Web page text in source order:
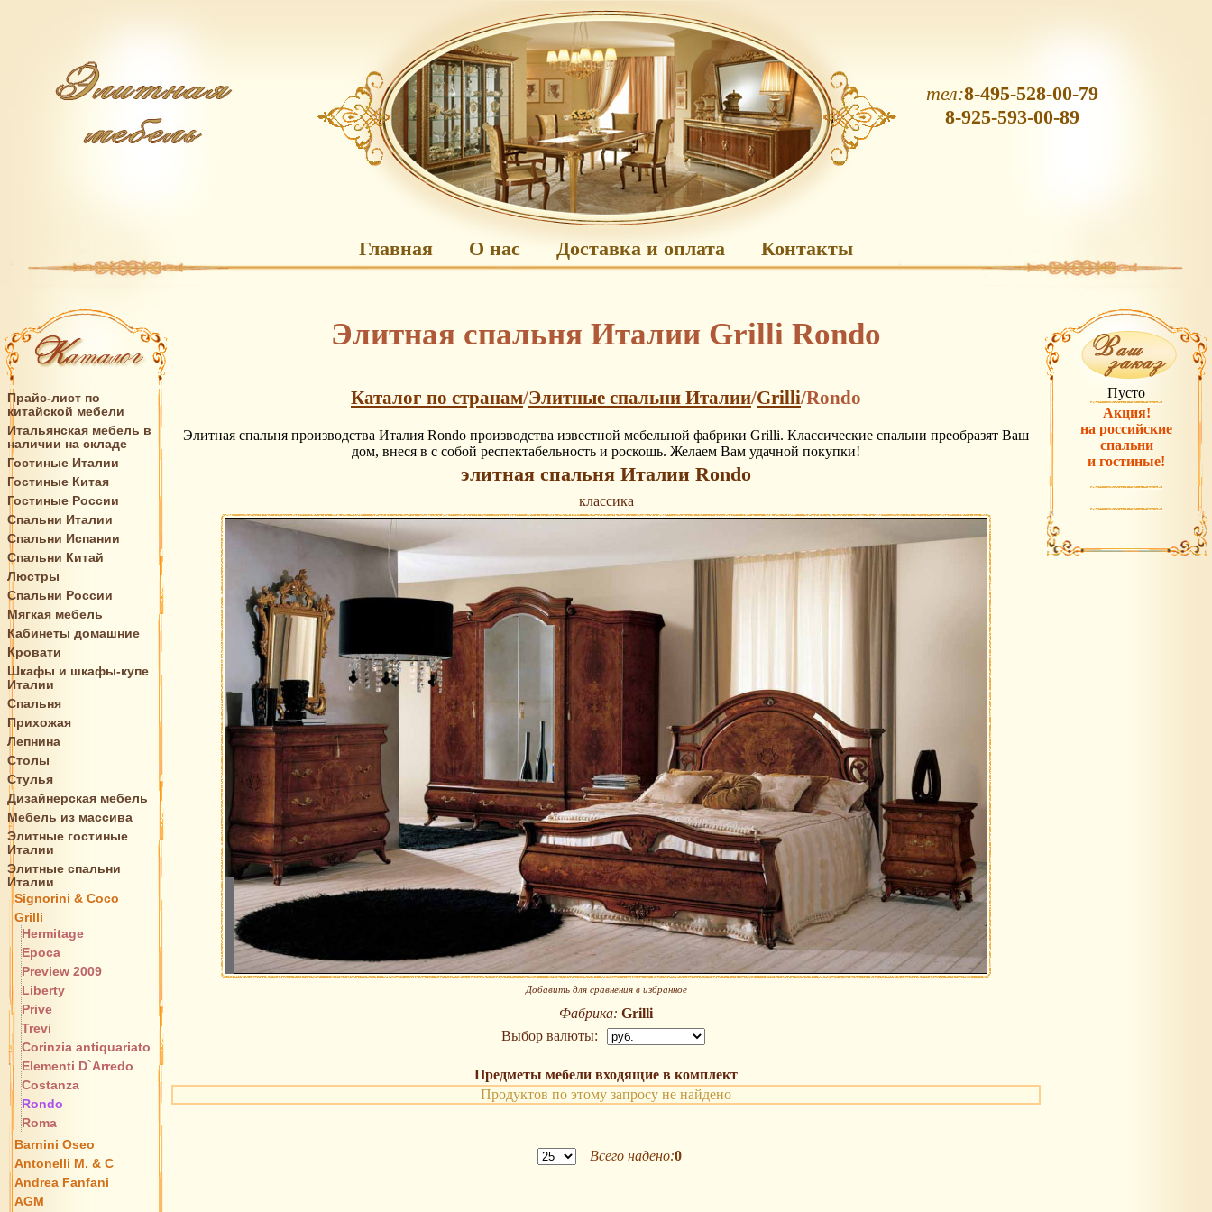
Главная О нас Доставка и оплата Контакты
тел:8-495-528-00-79
8-925-593-00-89
Прайс-лист по
китайской мебели
Итальянская мебель в
наличии на складе
Гостиные Италии
Гостиные Китая
Гостиные России
Спальни Италии
Спальни Испании
Спальни Китай
Люстры
Спальни России
Мягкая мебель
Кабинеты домашние
Кровати
Шкафы и шкафы-купе
Италии
Спальня
Прихожая
Лепнина
Столы
Стулья
Дизайнерская мебель
Мебель из массива
Элитные гостиные
Италии
Элитные спальни
Италии
Signorini & Coco
Grilli
Hermitage
Epoca
Preview 2009
Liberty
Prive
Trevi
Corinzia antiquariato
Elementi D`Arredo
Costanza
Rondo
Roma
Barnini Oseo
Antonelli M. & C
Andrea Fanfani
AGM
Элитная спальня Италии Grilli Rondo
Каталог по странам/Элитные спальни Италии/Grilli/Rondo
Элитная спальня производства Италия Rondo производства известной мебельной фабрики Grilli. Классические спальни преобразят Ваш
дом, внеся в с собой респектабельность и роскошь. Желаем Вам удачной покупки!
элитная спальня Италии Rondo
классика
Добавить для сравнения в избранное
Фабрика: Grilli
Выбор валюты:
Предметы мебели входящие в комплект
Продуктов по этому запросу не найдено
Всего надено:0
Пусто
Акция!
на российские
спальни
и гостиные!